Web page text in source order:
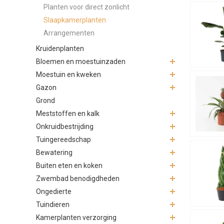
Planten voor direct zonlicht
Slaapkamerplanten
Arrangementen
Kruidenplanten
Bloemen en moestuinzaden
Moestuin en kweken
Gazon
Grond
Meststoffen en kalk
Onkruidbestrijding
Tuingereedschap
Bewatering
Buiten eten en koken
Zwembad benodigdheden
Ongedierte
Tuindieren
Kamerplanten verzorging
weinig
De
Stijl
Door
Bij het
niet wordt